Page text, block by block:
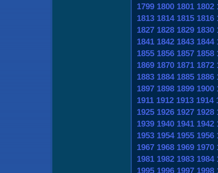
1799 1800 1801 1802
1813 1814 1815 1816
1827 1828 1829 1830
1841 1842 1843 1844
1855 1856 1857 1858
1869 1870 1871 1872
1883 1884 1885 1886
1897 1898 1899 1900
1911 1912 1913 1914
1925 1926 1927 1928
1939 1940 1941 1942
1953 1954 1955 1956
1967 1968 1969 1970
1981 1982 1983 1984
1995 1996 1997 1998